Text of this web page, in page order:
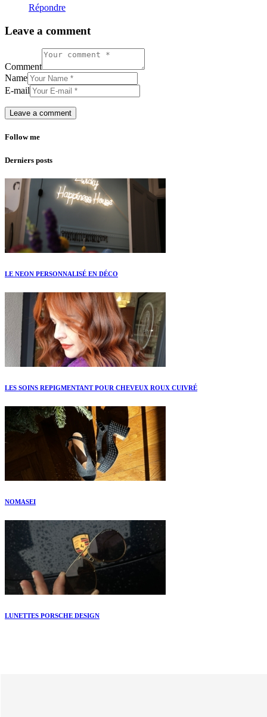
Répondre
Leave a comment
Comment
Name
E-mail
Follow me
Derniers posts
LE NEON PERSONNALISÉ EN DÉCO
LES SOINS REPIGMENTANT POUR CHEVEUX ROUX CUIVRÉ
NOMASEI
LUNETTES PORSCHE DESIGN